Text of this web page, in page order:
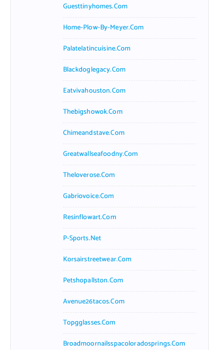
Guesttinyhomes.com
Home-Plow-By-Meyer.com
Palatelatincuisine.com
Blackdoglegacy.com
Eatvivahouston.com
Thebigshowok.com
Chimeandstave.com
Greatwallseafoodny.com
Theloverose.com
Gabriovoice.com
Resinflowart.com
P-Sports.net
Korsairstreetwear.com
Petshopallston.com
Avenue26tacos.com
Topgglasses.com
Broadmoornailsspacoloradosprings.com